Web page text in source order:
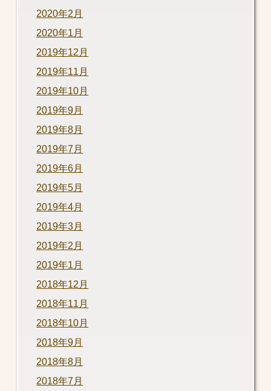
2020年2月
2020年1月
2019年12月
2019年11月
2019年10月
2019年9月
2019年8月
2019年7月
2019年6月
2019年5月
2019年4月
2019年3月
2019年2月
2019年1月
2018年12月
2018年11月
2018年10月
2018年9月
2018年8月
2018年7月